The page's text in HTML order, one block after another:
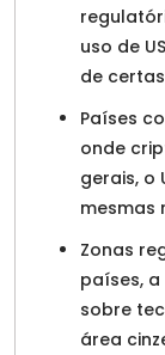
uso de
de
Países
onde
gerais, o
mesmas
Zonas
países,
sobre
área